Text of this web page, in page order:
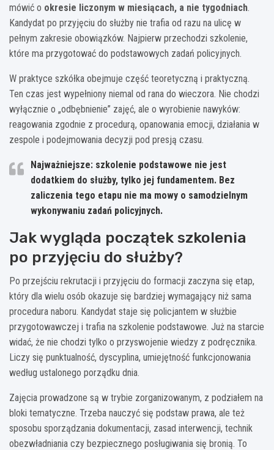
mówić o okresie liczonym w miesiącach, a nie tygodniach.
Kandydat po przyjęciu do służby nie trafia od razu na ulicę w
pełnym zakresie obowiązków. Najpierw przechodzi szkolenie,
które ma przygotować do podstawowych zadań policyjnych.
W praktyce szkółka obejmuje część teoretyczną i praktyczną.
Ten czas jest wypełniony niemal od rana do wieczora. Nie chodzi
wyłącznie o „odbębnienie” zajęć, ale o wyrobienie nawyków:
reagowania zgodnie z procedurą, opanowania emocji, działania w
zespole i podejmowania decyzji pod presją czasu.
Najważniejsze: szkolenie podstawowe nie jest
dodatkiem do służby, tylko jej fundamentem. Bez
zaliczenia tego etapu nie ma mowy o samodzielnym
wykonywaniu zadań policyjnych.
Jak wygląda początek szkolenia
po przyjęciu do służby?
Po przejściu rekrutacji i przyjęciu do formacji zaczyna się etap,
który dla wielu osób okazuje się bardziej wymagający niż sama
procedura naboru. Kandydat staje się policjantem w służbie
przygotowawczej i trafia na szkolenie podstawowe. Już na starcie
widać, że nie chodzi tylko o przyswojenie wiedzy z podręcznika.
Liczy się punktualność, dyscyplina, umiejętność funkcjonowania
według ustalonego porządku dnia.
Zajęcia prowadzone są w trybie zorganizowanym, z podziałem na
bloki tematyczne. Trzeba nauczyć się podstaw prawa, ale też
sposobu sporządzania dokumentacji, zasad interwencji, technik
obezwładniania czy bezpiecznego posługiwania się bronią. To